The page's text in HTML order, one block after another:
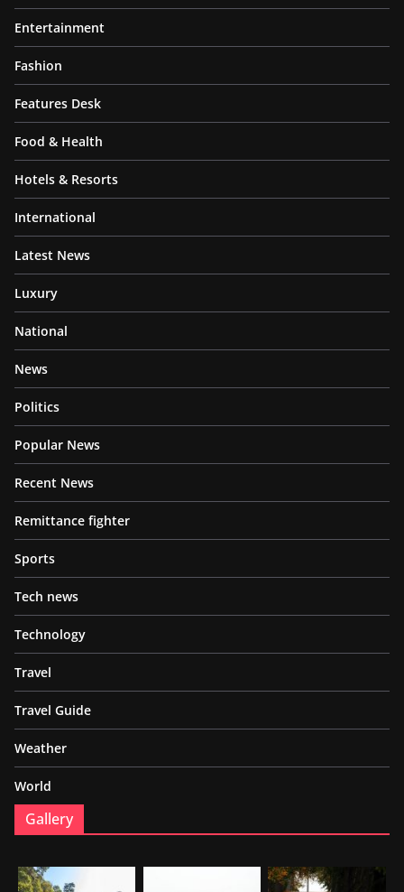
Entertainment
Fashion
Features Desk
Food & Health
Hotels & Resorts
International
Latest News
Luxury
National
News
Politics
Popular News
Recent News
Remittance fighter
Sports
Tech news
Technology
Travel
Travel Guide
Weather
World
Gallery